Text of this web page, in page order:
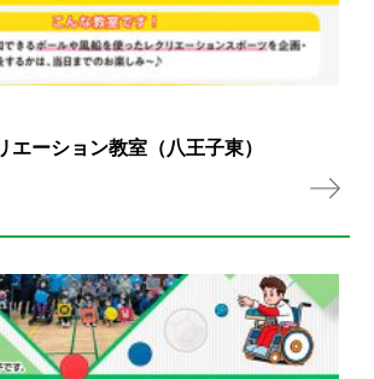
エーション教室（八王子東）